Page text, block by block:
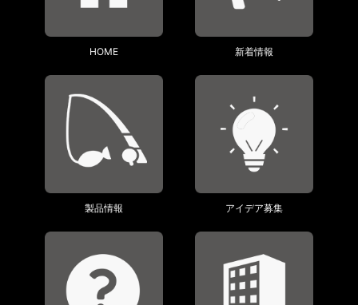
HOME 新着情報
製品情報 アイデア募集